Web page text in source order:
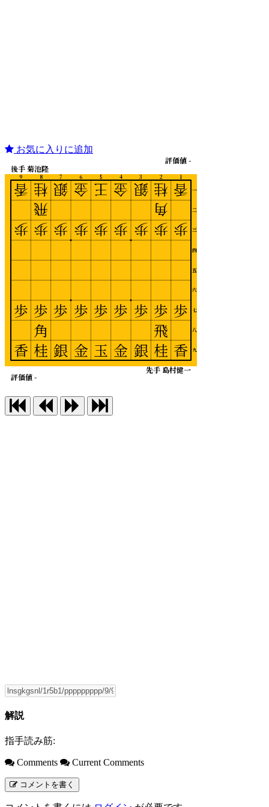
お気に入りに追加
1
2
3
4
5
6
7
8
9
一
二
三
四
五
六
七
八
九
先手 島村健一
後手 菊池隆
評価値 -
評価値 -
香
歩
歩
香
桂
角
歩
歩
飛
桂
銀
歩
歩
銀
金
歩
歩
金
王
歩
歩
玉
金
歩
歩
金
銀
歩
歩
銀
桂
飛
歩
歩
角
桂
香
歩
歩
香
解説
指手読み筋:
Comments Current Comments
コメントを書く